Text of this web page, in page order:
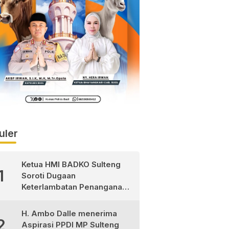
Ketua HMI BADKO Sulteng
Soroti Dugaan
Keterlambatan Penanganan
RSUD Morowali Utara
H. Ambo Dalle menerima
Aspirasi PPDI MP Sulteng